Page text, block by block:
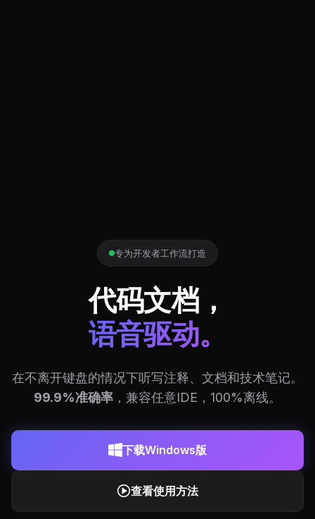
专为开发者工作流打造
代码文档，
语音驱动。
在不离开键盘的情况下听写注释、文档和技术笔记。
99.9%准确率 ，兼容任意IDE，100%离线。
下载Windows版
查看使用方法